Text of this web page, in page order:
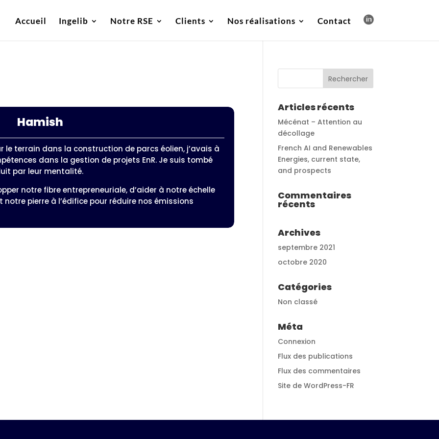
Accueil Ingelib Notre RSE Clients Nos réalisations Contact
Hamish
le terrain dans la construction de parcs éolien, j’avais à
dans la gestion de projets EnR. Je suis tombé
par leur mentalité.
notre fibre entrepreneuriale, d’aider à notre échelle
pierre à l’édifice pour réduire nos émissions
Articles récents
Mécénat – Attention au
décollage
French AI and Renewables
Energies, current state,
and prospects
Commentaires
récents
Archives
septembre 2021
octobre 2020
Catégories
Non classé
Méta
Connexion
Flux des publications
Flux des commentaires
Site de WordPress-FR